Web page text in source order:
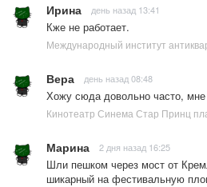
Ирина день назад 13:41
Кже не работает.
Международный институт
Вера день назад 08:48
Хожу сюда довольно часто, мне
Кинотеатр Синема Стар Принц
Марина 2 дня назад 16:25
Шли пешком через мост от
шикарный на фестивальную